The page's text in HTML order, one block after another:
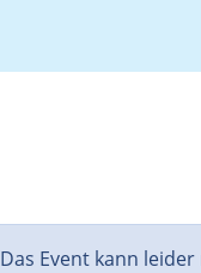
Das Event kann